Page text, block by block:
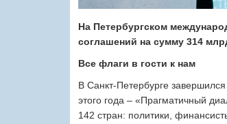
На Петербургском
соглашений на сумму 314
Все флаги в гости к нам
В Санкт-Петербурге
этого года – ​«Прагматичный
142 стран: политики,